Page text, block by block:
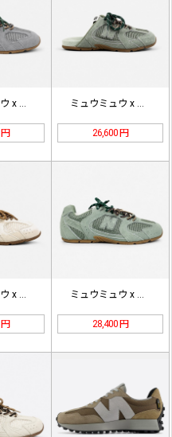
ミュウミュウ x ニューバランス 5… ミュウミュウ x ニューバランス 5…
26,600 円
ミュウミュウ x ニューバランス 5… ミュウミュウ x ニューバランス 5…
28,400 円